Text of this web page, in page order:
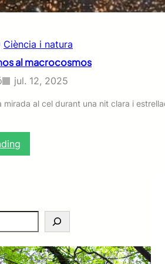
t
l
e
s
f
o
t
e
s
Ciència i natura
al macrocosmos
jul. 12, 2025
mirada al cel durant una nit clara i
D
c
c
o